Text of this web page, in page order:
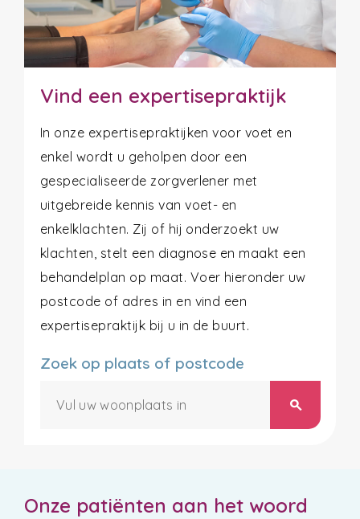
Vind een expertisepraktijk
In onze expertisepraktijken voor voet en
enkel wordt u geholpen door een
gespecialiseerde zorgverlener met
uitgebreide kennis van voet- en
enkelklachten. Zij of hij onderzoekt uw
klachten, stelt een diagnose en maakt een
behandelplan op maat. Voer hieronder uw
postcode of adres in en vind een
expertisepraktijk bij u in de buurt.
Zoek op plaats of postcode
search
Onze patiënten aan het woord